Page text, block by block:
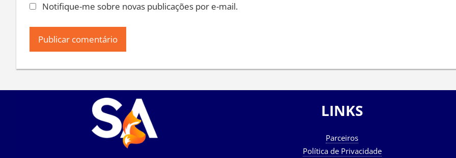
Notifique-me sobre novas publicações por e-mail.
LINKS
Parceiros
Política de Privacidade